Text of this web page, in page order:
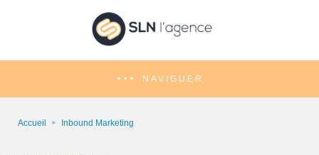
NAVIGUER
Accueil Inbound Marketing